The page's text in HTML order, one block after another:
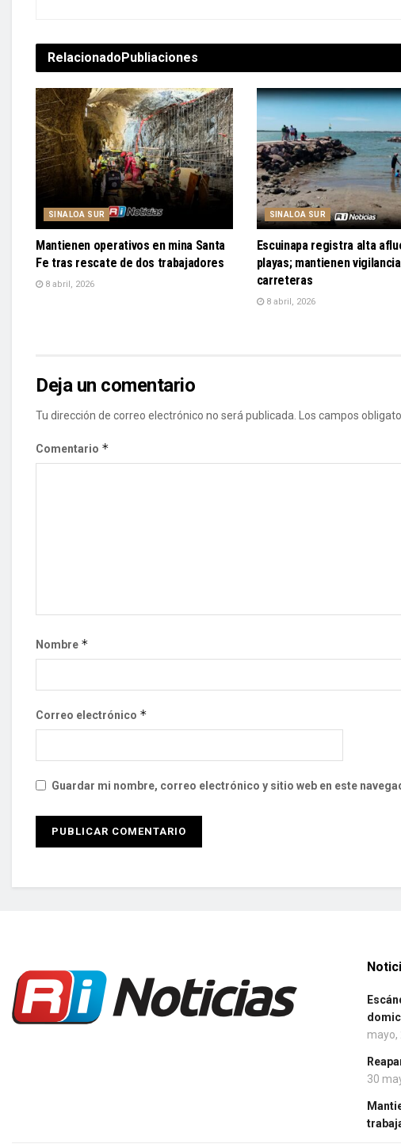
RelacionadoPubliaciones
SINALOA SUR
Mantienen operativos en mina Santa
Fe tras rescate de dos trabajadores
8 abril, 2026
SINALOA SUR
Escuinapa registra alta
playas; mantienen
carreteras
8 abril, 2026
Deja un comentario
Tu dirección de correo electrónico no será publicada. Los campos
Comentario *
Nombre *
Correo electrónico *
Guardar mi nombre, correo electrónico y sitio web en este
mayo,
30